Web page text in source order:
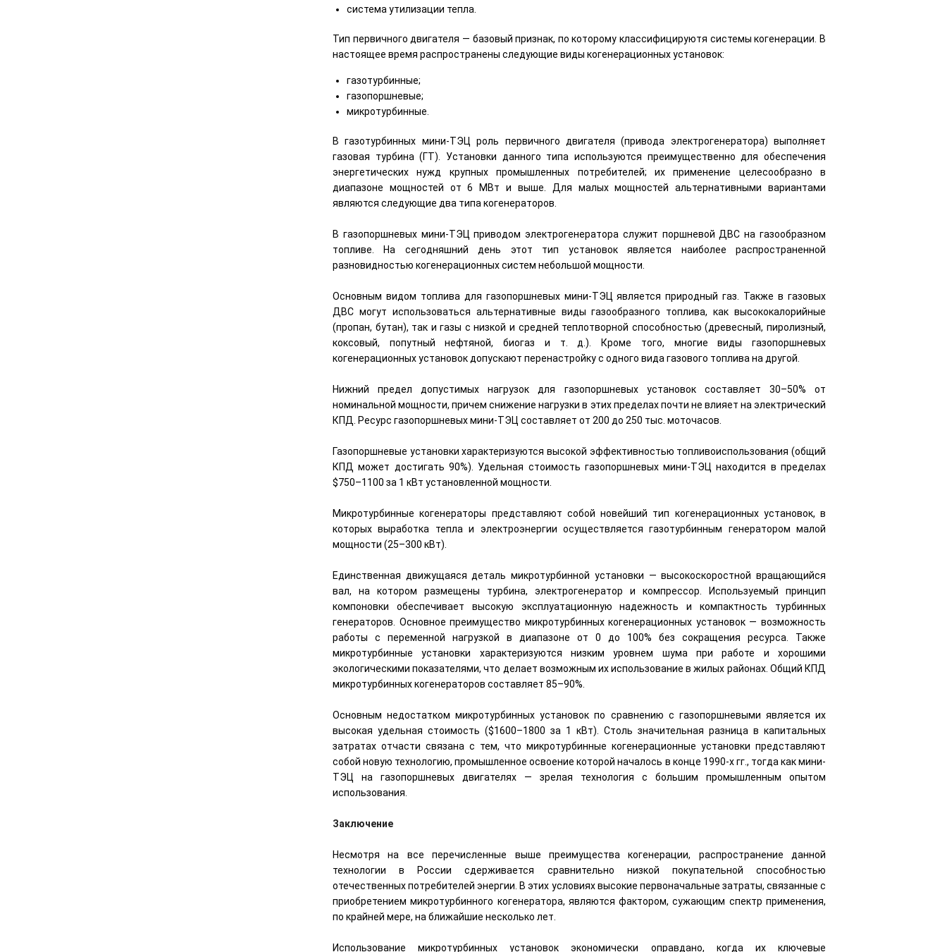
система утилизации тепла.
Тип первичного двигателя — базовый признак, по которому классифицируютя системы когенерации. В
настоящее время распространены следующие виды когенерационных установок:
газотурбинные;
газопоршневые;
микротурбинные.
В газотурбинных мини-ТЭЦ роль первичного двигателя (привода электрогенератора) выполняет
газовая турбина (ГТ). Установки данного типа используются преимущественно для обеспечения
энергетических нужд крупных промышленных потребителей; их применение целесообразно в
диапазоне мощностей от 6 МВт и выше. Для малых мощностей альтернативными вариантами
являются следующие два типа когенераторов.
В газопоршневых мини-ТЭЦ приводом электрогенератора служит поршневой ДВС на газообразном
топливе. На сегодняшний день этот тип установок является наиболее распространенной
разновидностью когенерационных систем небольшой мощности.
Основным видом топлива для газопоршневых мини-ТЭЦ является природный газ. Также в газовых
ДВС могут использоваться альтернативные виды газообразного топлива, как высококалорийные
(пропан, бутан), так и газы с низкой и средней теплотворной способностью (древесный, пиролизный,
коксовый, попутный нефтяной, биогаз и т. д.). Кроме того, многие виды газопоршневых
когенерационных установок допускают перенастройку с одного вида газового топлива на другой.
Нижний предел допустимых нагрузок для газопоршневых установок составляет 30–50% от
номинальной мощности, причем снижение нагрузки в этих пределах почти не влияет на электрический
КПД. Ресурс газопоршневых мини-ТЭЦ составляет от 200 до 250 тыс. моточасов.
Газопоршневые установки характеризуются высокой эффективностью топливоиспользования (общий
КПД может достигать 90%). Удельная стоимость газопоршневых мини-ТЭЦ находится в пределах
$750–1100 за 1 кВт установленной мощности.
Микротурбинные когенераторы представляют собой новейший тип когенерационных установок, в
которых выработка тепла и электроэнергии осуществляется газотурбинным генератором малой
мощности (25–300 кВт).
Единственная движущаяся деталь микротурбинной установки — высокоскоростной вращающийся
вал, на котором размещены турбина, электрогенератор и компрессор. Используемый принцип
компоновки обеспечивает высокую эксплуатационную надежность и компактность турбинных
генераторов. Основное преимущество микротурбинных когенерационных установок — возможность
работы с переменной нагрузкой в диапазоне от 0 до 100% без сокращения ресурса. Также
микротурбинные установки характеризуются низким уровнем шума при работе и хорошими
экологическими показателями, что делает возможным их использование в жилых районах. Общий КПД
микротурбинных когенераторов составляет 85–90%.
Основным недостатком микротурбинных установок по сравнению с газопоршневыми является их
высокая удельная стоимость ($1600–1800 за 1 кВт). Столь значительная разница в капитальных
затратах отчасти связана с тем, что микротурбинные когенерационные установки представляют
собой новую технологию, промышленное освоение которой началось в конце 1990-х гг., тогда как мини-
ТЭЦ на газопоршневых двигателях — зрелая технология с большим промышленным опытом
использования.
Заключение
Несмотря на все перечисленные выше преимущества когенерации, распространение данной
технологии в России сдерживается cравнительно низкой покупательной способностью
отечественных потребителей энергии. В этих условиях высокие первоначальные затраты, связанные с
приобретением микротурбинного когенератора, являются фактором, сужающим спектр применения,
по крайней мере, на ближайшие несколько лет.
Использование микротурбинных установок экономически оправдано, когда их ключевые